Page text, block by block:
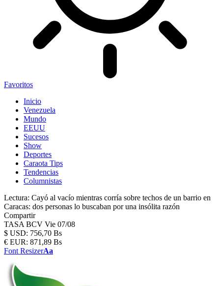
Favoritos
Inicio
Venezuela
Mundo
EEUU
Sucesos
Show
Deportes
Caraota Tips
Tendencias
Columnistas
Lectura: Cayó al vacío mientras corría sobre techos de un barrio en
Caracas: dos personas lo buscaban por una insólita razón
Compartir
TASA BCV Vie 07/08
$ USD: 756,70 Bs
€ EUR: 871,89 Bs
Font ResizerAa